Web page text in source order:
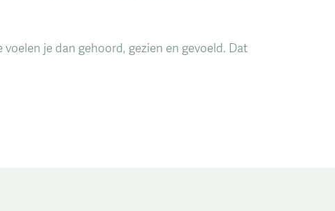
je dan gehoord, gezien en gevoeld. Dat